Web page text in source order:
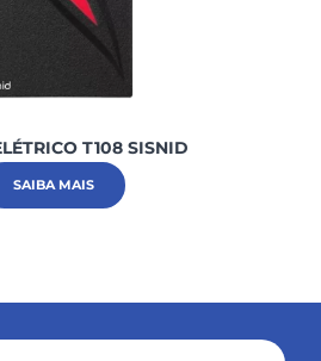
T108 SISNID
SAIBA MAIS